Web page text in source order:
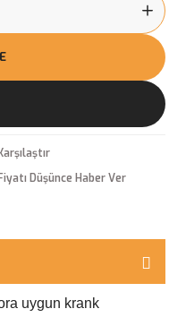
Düşünce Haber Ver
uygun krank